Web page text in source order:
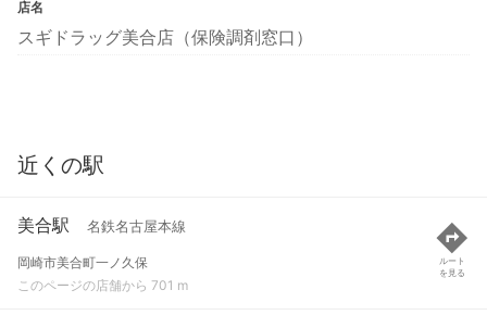
店名
スギドラッグ美合店（保険調剤窓口）
近くの駅
美合駅 名鉄名古屋本線
岡崎市美合町一ノ久保
このページの店舗から 701 m
ルート
を見る